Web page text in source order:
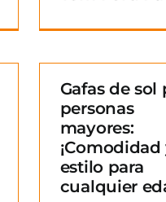
Gafas de sol
personas
mayores:
¡Comodidad
estilo para
cualquier